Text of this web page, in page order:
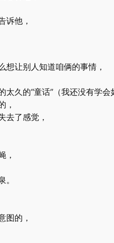
诉他，
想让别人知道咱俩的事情，
太久的“童话”（我还没有学
，
去了感觉，
，
。
图的，